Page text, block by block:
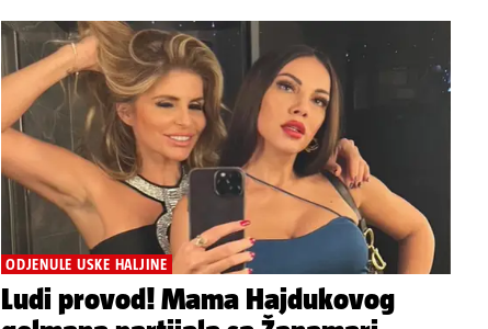
ODJENULE USKE HALJINE
Ludi provod! Mama Hajdukovog